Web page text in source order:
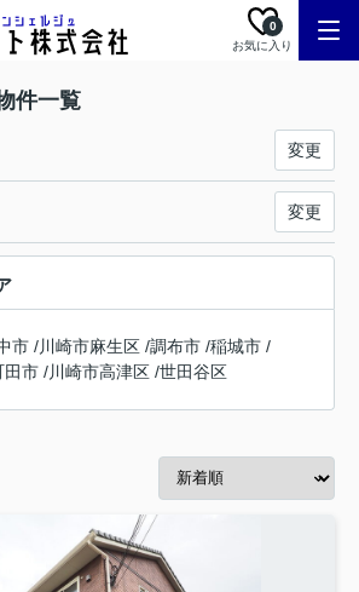
お気に入り
0
件一覧
変更
変更
市 /川崎市麻生区 /調布市 /稲城市 /
田市 /川崎市高津区 /世田谷区